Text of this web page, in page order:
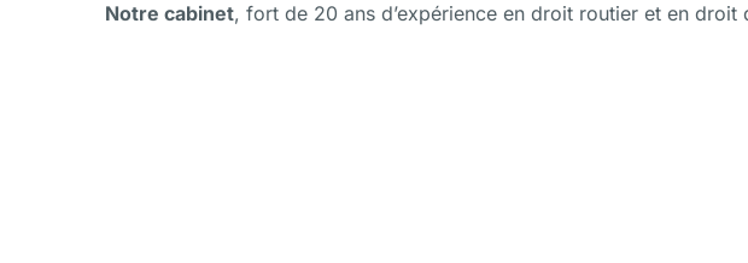
Notre cabinet, fort de 20 ans d’expérience en droit routier et en